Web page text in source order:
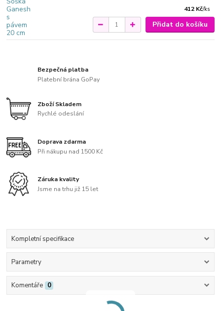
412 Kč/ks
Přidat do košíku
Bezpečná platba
Platební brána GoPay
Zboží Skladem
Rychlé odeslání
Doprava zdarma
Při nákupu nad 1500 Kč
Záruka kvality
Jsme na trhu již 15 let
Kompletní specifikace
Parametry
Komentáře 0